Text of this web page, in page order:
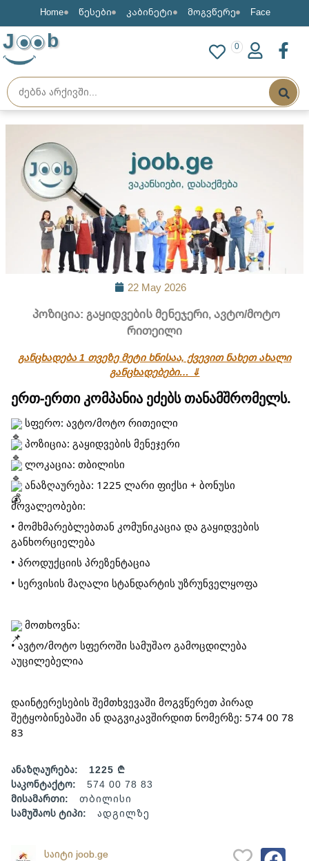
Home წესები კაბინეტი მოგვწერე Face
J b 0
22 May 2026
პოზიცია: გაყიდვების მენეჯერი, ავტო/მოტო
რითეილი
განცხადება 1 თვეზე მეტი ხნისაა, ქვევით ნახეთ ახალი
განცხადებები… ⇓
ერთ-ერთი კომპანია ეძებს თანამშრომელს.
სფერო: ავტო/მოტო რითეილი
პოზიცია: გაყიდვების მენეჯერი
ლოკაცია: თბილისი
ანაზღაურება: 1225 ლარი ფიქსი + ბონუსი
მოვალეობები:
• მომხმარებლებთან კომუნიკაცია და გაყიდვების
განხორციელება
• პროდუქციის პრეზენტაცია
• სერვისის მაღალი სტანდარტის უზრუნველყოფა
მოთხოვნა:
• ავტო/მოტო სფეროში სამუშაო გამოცდილება
აუცილებელია
დაინტერესების შემთხვევაში მოგვწერეთ პირად
შეტყობინებაში ან დაგვიკავშირდით ნომერზე: 574 00 78
83
ანაზღაურება:
1225 ₾
საკონტაქტო:
574 00 78 83
მისამართი:
თბილისი
სამუშაოს ტიპი:
ადგილზე
საიტი joob.ge